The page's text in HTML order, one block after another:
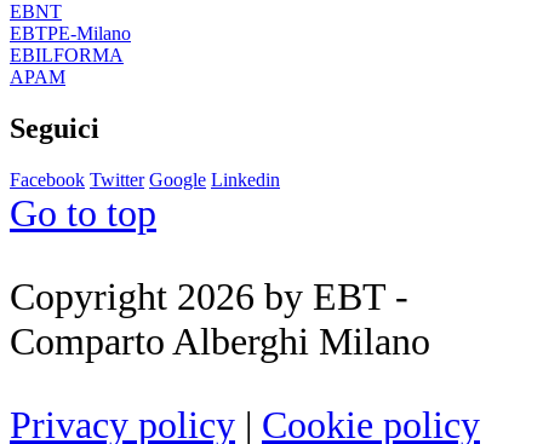
EBNT
EBTPE-Milano
EBILFORMA
APAM
Seguici
Facebook Twitter Google Linkedin
Go to top
Copyright 2026 by EBT -
Comparto Alberghi Milano
Privacy policy | Cookie policy